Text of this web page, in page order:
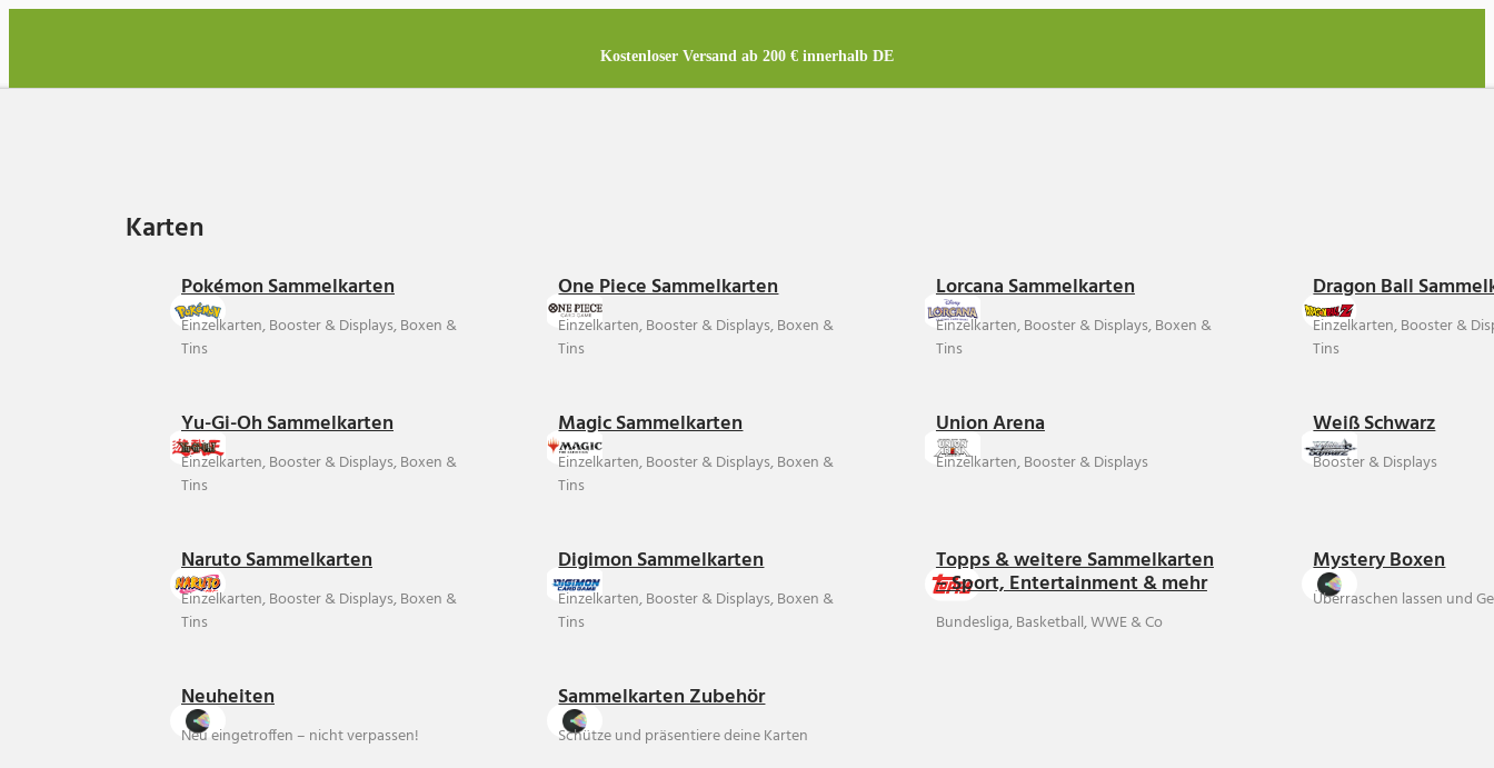
Kostenloser Versand ab 200 € innerhalb DE
Karten
Pokémon Sammelkarten
Einzelkarten, Booster & Displays, Boxen &
Tins
One Piece Sammelkarten
Einzelkarten, Booster & Displays, Boxen &
Tins
Lorcana Sammelkarten
Einzelkarten, Booster & Displays, Boxen &
Tins
Dragon Ball
Einzelkarten, Booster &
Tins
Yu-Gi-Oh Sammelkarten
Einzelkarten, Booster & Displays, Boxen &
Tins
Magic Sammelkarten
Einzelkarten, Booster & Displays, Boxen &
Tins
Union Arena
Einzelkarten, Booster & Displays
Weiß Schwarz
Booster & Displays
Naruto Sammelkarten
Einzelkarten, Booster & Displays, Boxen &
Tins
Digimon Sammelkarten
Einzelkarten, Booster & Displays, Boxen &
Tins
Topps & weitere Sammelkarten
– Sport, Entertainment & mehr
Bundesliga, Basketball, WWE & Co
Mystery Boxen
Überraschen lassen und
Neuheiten
Neu eingetroffen – nicht verpassen!
Sammelkarten Zubehör
Schütze und präsentiere deine Karten